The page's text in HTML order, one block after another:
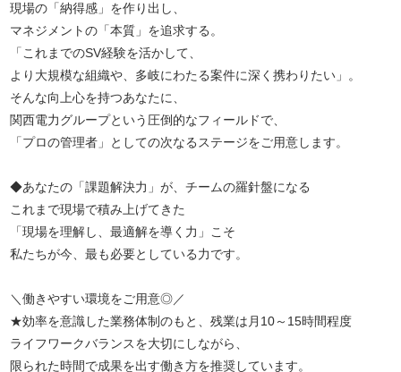
現場の「納得感」を作り出し、
マネジメントの「本質」を追求する。
「これまでのSV経験を活かして、
より大規模な組織や、多岐にわたる案件に深く携わりたい」。
そんな向上心を持つあなたに、
関西電力グループという圧倒的なフィールドで、
「プロの管理者」としての次なるステージをご用意します。
◆あなたの「課題解決力」が、チームの羅針盤になる
これまで現場で積み上げてきた
「現場を理解し、最適解を導く力」こそ
私たちが今、最も必要としている力です。
＼働きやすい環境をご用意◎／
★効率を意識した業務体制のもと、残業は月10～15時間程度
ライフワークバランスを大切にしながら、
限られた時間で成果を出す働き方を推奨しています。